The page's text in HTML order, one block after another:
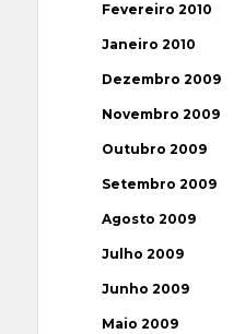
Fevereiro 2010
Janeiro 2010
Dezembro 2009
Novembro 2009
Outubro 2009
Setembro 2009
Agosto 2009
Julho 2009
Junho 2009
Maio 2009